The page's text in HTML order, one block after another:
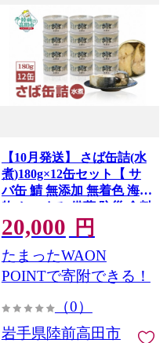
【10月発送】 さば缶詰(水
煮)180g×12缶セット【 サ
バ缶 鯖 無添加 無着色 海産
物 おつまみ 備蓄 防災 食料
長期保存 非常食 和尚印 】
RT860-12
20,000 円
たまったWAON
POINTで寄附できる！
（0）
岩手県陸前高田市